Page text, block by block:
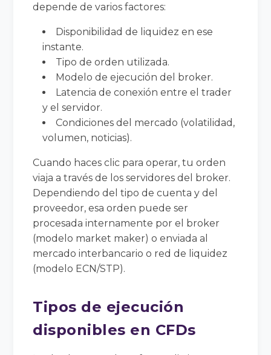
depende de varios factores:
Disponibilidad de liquidez en ese
instante.
Tipo de orden utilizada.
Modelo de ejecución del broker.
Latencia de conexión entre el trader
y el servidor.
Condiciones del mercado (volatilidad,
volumen, noticias).
Cuando haces clic para operar, tu orden
viaja a través de los servidores del broker.
Dependiendo del tipo de cuenta y del
proveedor, esa orden puede ser
procesada internamente por el broker
(modelo market maker) o enviada al
mercado interbancario o red de liquidez
(modelo ECN/STP).
Tipos de ejecución
disponibles en CFDs